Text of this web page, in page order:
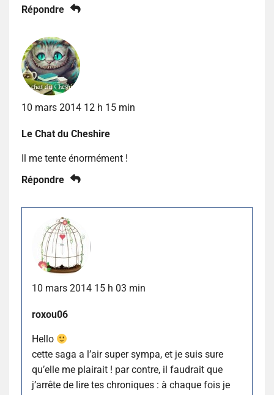
Répondre
10 mars 2014 12 h 15 min
Le Chat du Cheshire
Il me tente énormément !
Répondre
10 mars 2014 15 h 03 min
roxou06
Hello
cette saga a l’air super sympa, et je suis sure
qu’elle me plairait ! par contre, il faudrait que
j’arrête de lire tes chroniques : à chaque fois je